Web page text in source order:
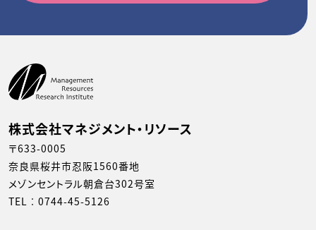
株式会社マネジメント・リソース
〒633-0005
奈良県桜井市忍阪1560番地
メゾンセントラル朝倉台302号室
TEL︰ 0744-45-5126